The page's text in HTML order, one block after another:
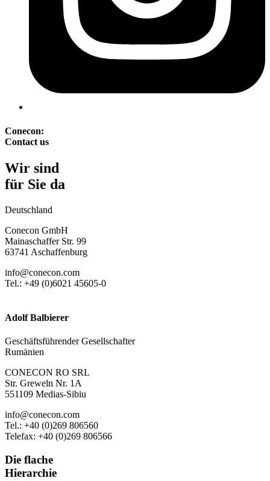
Conecon:
Contact us
Wir sind
für Sie da
Deutschland
Conecon GmbH
Mainaschaffer Str. 99
63741 Aschaffenburg
info@conecon.com
Tel.: +49 (0)6021 45605-0
Adolf Balbierer
Geschäftsführender Gesellschafter
Rumänien
CONECON RO SRL
Str. Greweln Nr. 1A
551109 Medias-Sibiu
info@conecon.com
Tel.: +40 (0)269 806560
Telefax: +40 (0)269 806566
Die flache
Hierarchie